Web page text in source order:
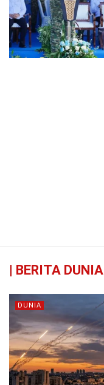
| BERITA DUNIA
DUNIA